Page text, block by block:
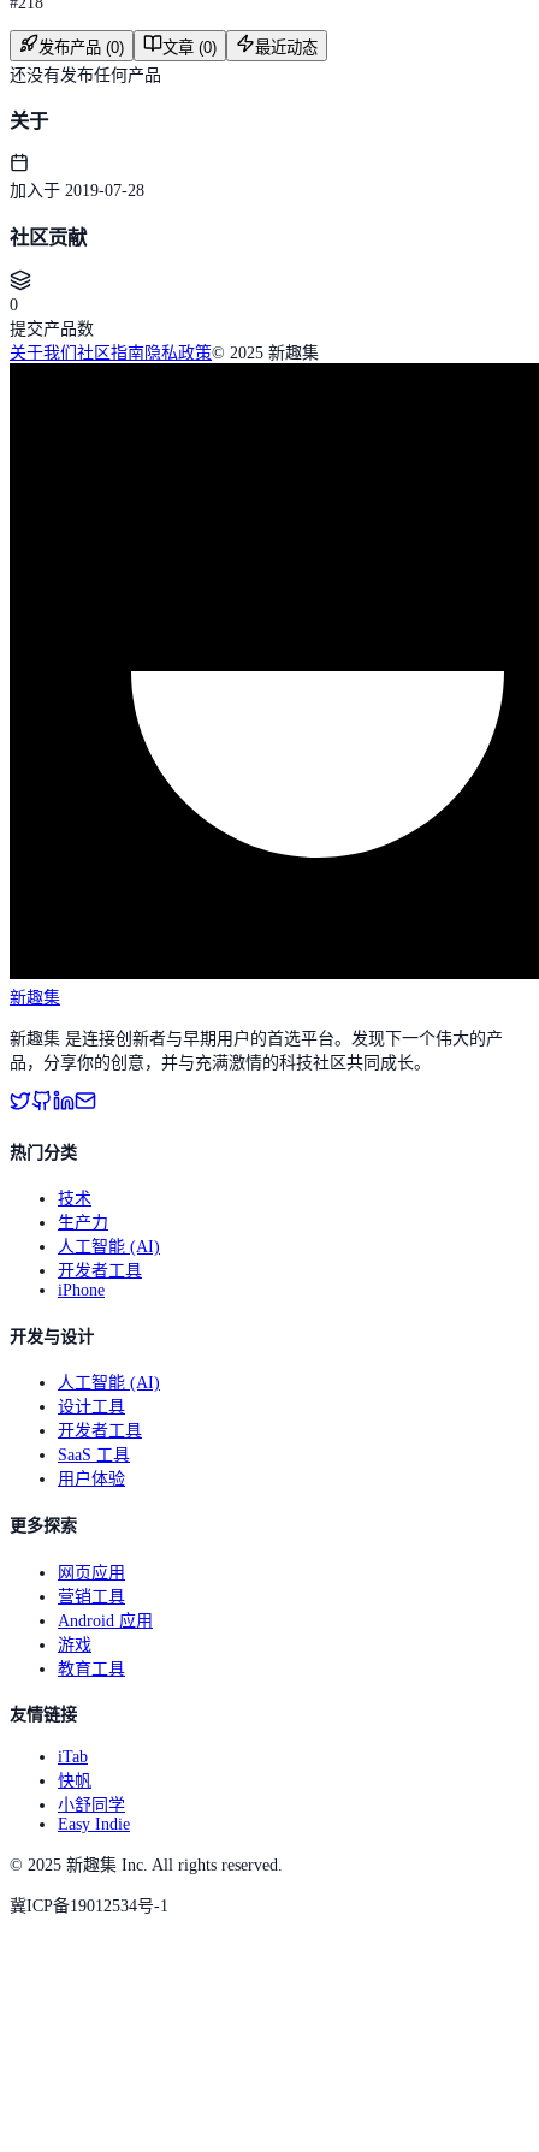
发布产品 (0) 文章 (0)
最近动态
还没有发布任何产品
关于
加入于 2019-07-28
社区贡献
0
提交产品数
关于我们 社区指南隐私政策© 2025 新趣集
新趣集
新趣集 是连接创新者与早期用户的首选平台。发现下一个伟大的产
品，分享你的创意，并与充满激情的科技社区共同成长。
热门分类
技术
生产力
人工智能 (AI)
开发者工具
iPhone
开发与设计
人工智能 (AI)
设计工具
开发者工具
SaaS 工具
用户体验
更多探索
网页应用
营销工具
Android 应用
游戏
教育工具
友情链接
iTab
快帆
小舒同学
Easy Indie
© 2025 新趣集 Inc. All rights reserved.
冀ICP备19012534号-1